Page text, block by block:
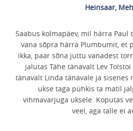
Heinsaar,
Saabus kolmapäev, mil härra Paul
vana sõpra härra Plumbumit, et
ikka, paar sõna juttu vanadest
jalutas Tähe tänavalt Lev
tänavalt Linda tänavale ja sisenes
ukse taga pühkis ta matil
vihmavarjuga uksele. Koputas
veel, aga talle ei